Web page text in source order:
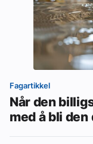
Fagartikkel
Når den
med å bli